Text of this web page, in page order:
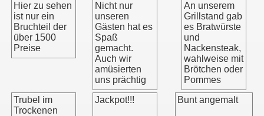
Hier zu sehen
ist nur ein
Bruchteil der
über 1500
Preise
Nicht nur
unseren
Gästen hat es
Spaß
gemacht.
Auch wir
amüsierten
uns prächtig
An unserem
Grillstand gab
es Bratwürste
und
Nackensteak,
wahlweise mit
Brötchen oder
Pommes
Trubel im
Trockenen
Jackpot!!! Bunt angemalt